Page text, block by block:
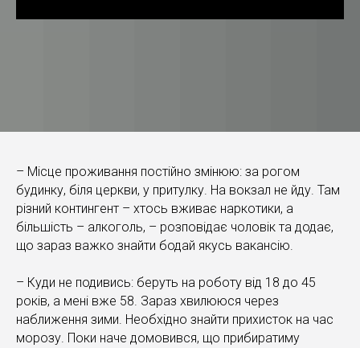
– Місце проживання постійно змінюю: за рогом
будинку, біля церкви, у притулку. На вокзал не йду. Там
різний контингент – хтось вживає наркотики, а
більшість – алкоголь, – розповідає чоловік та додає,
що зараз важко знайти бодай якусь вакансію.
– Куди не подивись: беруть на роботу від 18 до 45
років, а мені вже 58. Зараз хвилююся через
наближення зими. Необхідно знайти прихисток на час
морозу. Поки наче домовився, що прибиратиму